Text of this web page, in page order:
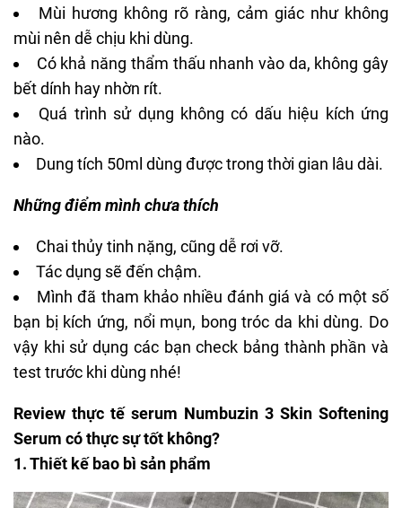
Mùi hương không rõ ràng, cảm giác như không
mùi nên dễ chịu khi dùng.
Có khả năng thẩm thấu nhanh vào da, không gây
bết dính hay nhờn rít.
Quá trình sử dụng không có dấu hiệu kích ứng
nào.
Dung tích 50ml dùng được trong thời gian lâu dài.
Những điểm mình chưa thích
Chai thủy tinh nặng, cũng dễ rơi vỡ.
Tác dụng sẽ đến chậm.
Mình đã tham khảo nhiều đánh giá và có một số
bạn bị kích ứng, nổi mụn, bong tróc da khi dùng. Do
vậy khi sử dụng các bạn check bảng thành phần và
test trước khi dùng nhé!
Review thực tế serum Numbuzin 3 Skin Softening
Serum có thực sự tốt không?
1. Thiết kế bao bì sản phẩm